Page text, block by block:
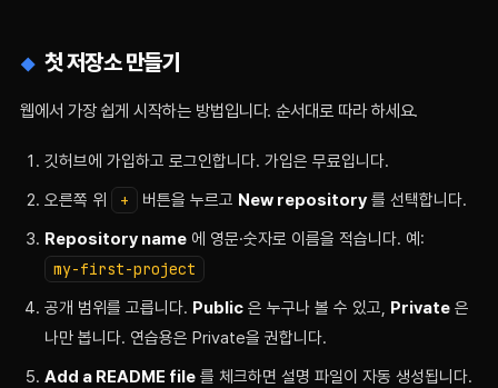
첫 저장소 만들기
웹에서 가장 쉽게 시작하는 방법입니다. 순서대로 따라 하세요.
깃허브에 가입하고 로그인합니다. 가입은 무료입니다.
오른쪽 위
+ 버튼을 누르고 New repository 를 선택합니다.
Repository name 에 영문·숫자로 이름을 적습니다. 예:
my-first-project
공개 범위를 고릅니다. Public 은 누구나 볼 수 있고, Private 은
나만 봅니다. 연습용은 Private을 권합니다.
Add a README file 를 체크하면 설명 파일이 자동 생성됩니다.